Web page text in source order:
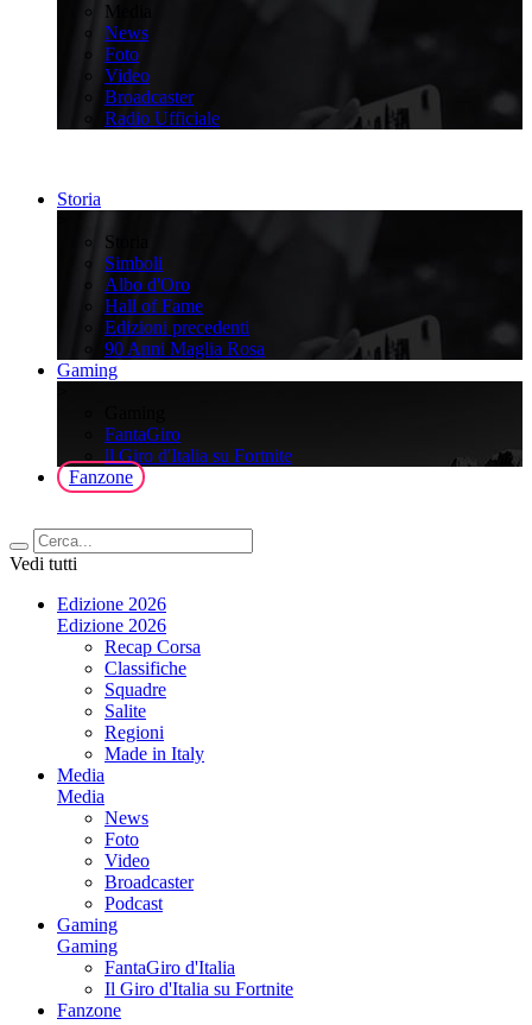
Media
News
Foto
Video
Broadcaster
Radio Ufficiale
Storia
Storia
Simboli
Albo d'Oro
Hall of Fame
Edizioni precedenti
90 Anni Maglia Rosa
Gaming
FantaGiro
ll Giro d'Italia su Fortnite
Fanzone
Vedi tutti
Edizione 2026
Edizione 2026
Recap Corsa
Classifiche
Squadre
Salite
Regioni
Made in Italy
Media
Media
News
Foto
Video
Broadcaster
Podcast
Gaming
Gaming
FantaGiro d'Italia
Il Giro d'Italia su Fortnite
Fanzone